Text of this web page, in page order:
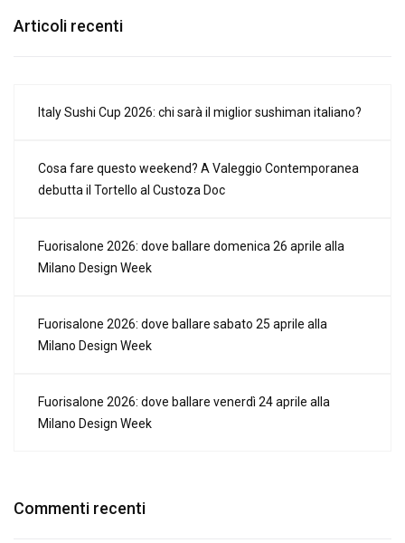
Articoli recenti
Italy Sushi Cup 2026: chi sarà il miglior sushiman italiano?
Cosa fare questo weekend? A Valeggio Contemporanea
debutta il Tortello al Custoza Doc
Fuorisalone 2026: dove ballare domenica 26 aprile alla
Milano Design Week
Fuorisalone 2026: dove ballare sabato 25 aprile alla
Milano Design Week
Fuorisalone 2026: dove ballare venerdì 24 aprile alla
Milano Design Week
Commenti recenti